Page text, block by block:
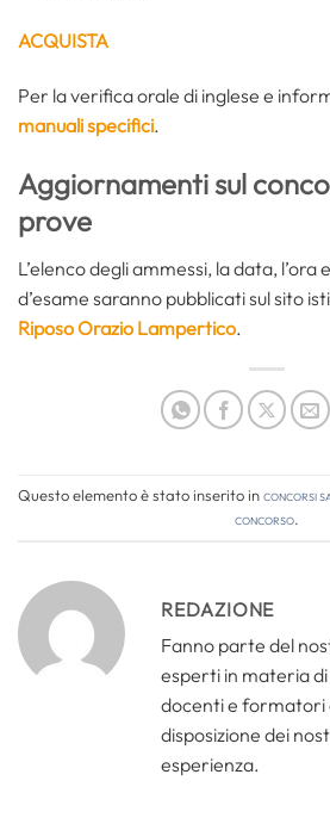
ACQUISTA
Per la verifica orale di inglese e
manuali specifici.
Aggiornamenti sul
prove
L’elenco degli ammessi, la data, l’ora
d’esame saranno pubblicati sul sito
Riposo Orazio Lampertico.
Questo elemento è stato inserito inConcorsi
concorso.
REDAZIONE
Fanno parte del
esperti in materia
docenti e formatori
disposizione dei
esperienza.